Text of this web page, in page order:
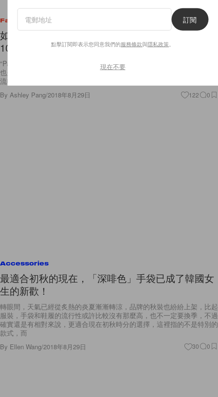
Fashion
如何修煉出 Parisian Style？從巴黎女生最經典的
10 套穿搭開始
“Parisian” 是時尚字典中一個重要的詞，它既代表一個地區的穿搭文化，
也是無數女生渴慕的風格。這次，讓我們暫時忘記地域的差異、數不盡的
流行單品，將這 10
By Ashley Pang/2018年8月29日 122 0
Accessories
最適合初秋的現在，「深啡色」手袋已成了韓國女
生的新歡！
轉眼間，天氣已經從炙熱的炎夏漸漸轉涼，品牌的秋裝也紛紛上架，比起
服裝，手袋和鞋履的流行性或許比較沒有那麼高，也不一定要換季，不過
確實還是有相對來說，更適合現在初秋時分的選擇，這裡指的不是特別的
款式，而
By Ellen Wang/2018年8月29日 30 0
訂閱
點擊訂閱即表示您同意我們的服務條款與隱私政策
現在不要